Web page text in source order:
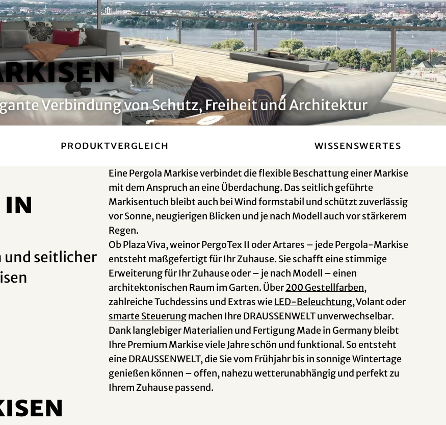
Verbindung von Schutz, Freiheit und Architektur
Produktvergleich Wissenswertes
seitlicher
Eine Pergola Markise verbindet die flexible Beschattung einer Markise
mit dem Anspruch an eine Überdachung. Das seitlich geführte
Markisentuch bleibt auch bei Wind formstabil und schützt zuverlässig
vor Sonne, neugierigen Blicken und je nach Modell auch vor stärkerem
Regen.
Ob Plaza Viva, weinor PergoTex II oder Artares – jede Pergola-Markise
entsteht maßgefertigt für Ihr Zuhause. Sie schafft eine stimmige
Erweiterung für Ihr Zuhause oder – je nach Modell – einen
architektonischen Raum im Garten. Über200 Gestellfarben,
zahlreiche Tuchdessins und Extras wieLED-Beleuchtung, Volant oder
smarte Steuerungmachen Ihre DRAUSSENWELT unverwechselbar.
Dank langlebiger Materialien und Fertigung Made in Germany bleibt
Ihre Premium Markise viele Jahre schön und funktional. So entsteht
eine DRAUSSENWELT, die Sie vom Frühjahr bis in sonnige Wintertage
genießen können – offen, nahezu wetterunabhängig und perfekt zu
Ihrem Zuhause passend.